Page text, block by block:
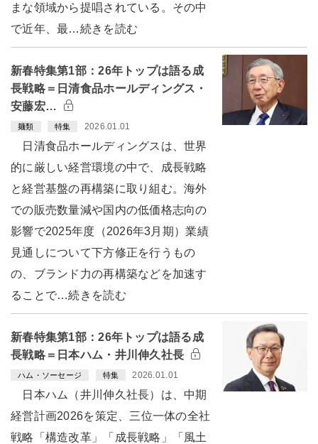
まな領域から提唱されている。その中
で近年、最…続きを読む
新春特集第1部：26年トップは語る成
長戦略＝日清食品ホールディングス・
安藤宏…
麺類 特集 2026.01.01
日清食品ホールディングスは、世界
的に厳しい経営環境の中で、成長戦略
と経営基盤の再構築に取り組む。海外
での販売数量減や国内の低価格志向の
影響で2025年度（2026年3月期）業績
見通しについて下方修正を行うもの
の、ブランド力の再構築などを加速す
ることで…続きを読む
新春特集第1部：26年トップは語る成
長戦略＝日本ハム・井川伸久社長
ハム・ソーセージ 特集 2026.01.01
日本ハム（井川伸久社長）は、中期
経営計画2026を策定、三位一体の全社
戦略「構造改革」「成長戦略」「風土